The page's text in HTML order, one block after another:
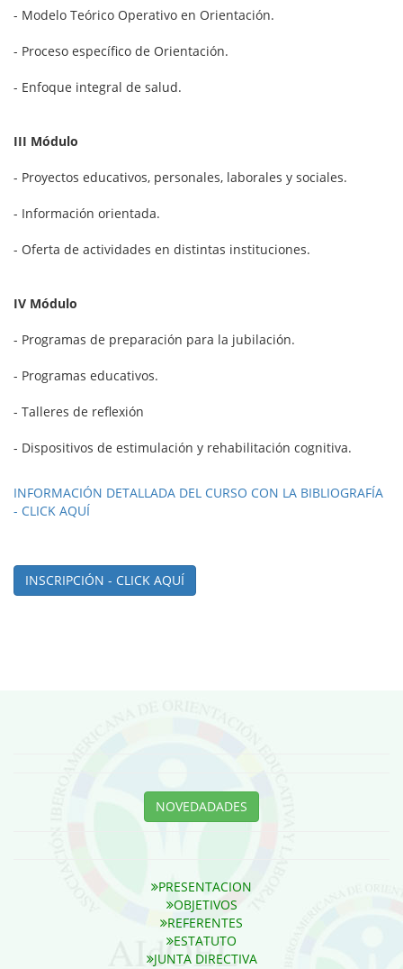
- Modelo Teórico Operativo en Orientación.
- Proceso específico de Orientación.
- Enfoque integral de salud.
III Módulo
- Proyectos educativos, personales, laborales y sociales.
- Información orientada.
- Oferta de actividades en distintas instituciones.
IV Módulo
- Programas de preparación para la jubilación.
- Programas educativos.
- Talleres de reflexión
- Dispositivos de estimulación y rehabilitación cognitiva.
INFORMACIÓN DETALLADA DEL CURSO CON LA BIBLIOGRAFÍA
- CLICK AQUÍ
INSCRIPCIÓN - CLICK AQUÍ
NOVEDADADES
PRESENTACION
OBJETIVOS
REFERENTES
ESTATUTO
JUNTA DIRECTIVA